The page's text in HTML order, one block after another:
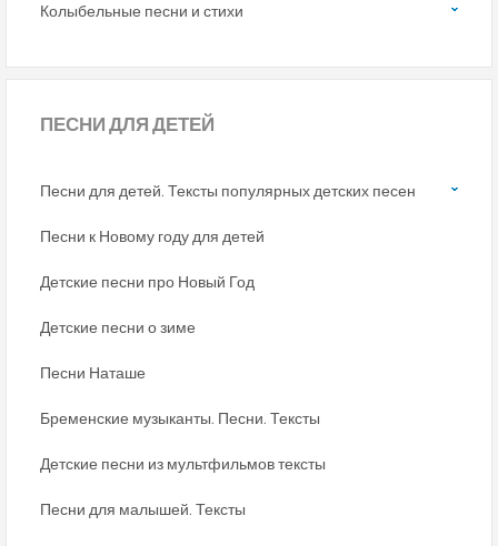
Колыбельные песни и стихи
ПЕСНИДЛЯ ДЕТЕЙ
Песни для детей. Тексты популярных детских песен
Песни к Новому году для детей
Детские песни про Новый Год
Детские песни о зиме
Песни Наташе
Бременские музыканты. Песни. Тексты
Детские песни из мультфильмов тексты
Песни для малышей. Тексты